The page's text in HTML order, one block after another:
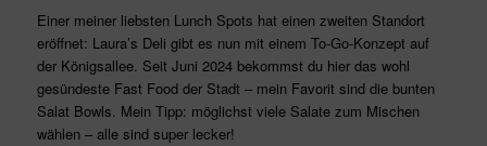
Einer meiner liebsten Lunch Spots hat einen zweiten Standort
eröffnet: Laura’s Deli gibt es nun mit einem To-Go-Konzept auf
der Königsallee. Seit Juni 2024 bekommst du hier das wohl
gesündeste Fast Food der Stadt – mein Favorit sind die bunten
Salat Bowls. Mein Tipp: möglichst viele Salate zum Mischen
wählen – alle sind super lecker!